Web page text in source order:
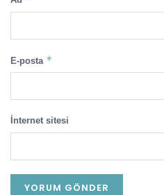
E-posta *
İnternet sitesi